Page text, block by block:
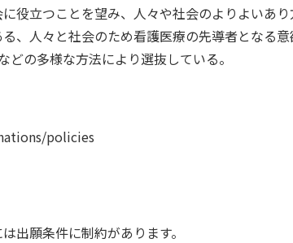
役立つことを望み、人々や社会のよりよいあ
、人々と社会のため看護医療の先導者となる意
の多様な方法により選抜している。
policies
出願条件に制約があります。